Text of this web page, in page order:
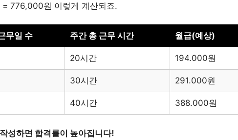
776,000원 이렇게 계산되죠.
무일 수 주간 총 근무 시간 월급(예상)
20시간 194.000원
30시간 291.000원
40시간 388.000원
성하면 합격률이 높아집니다!